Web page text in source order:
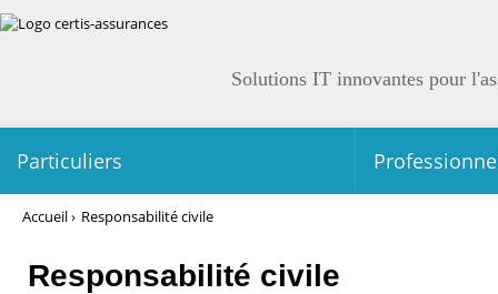
Solutions IT innovantes pour
Particuliers
Accueil› Responsabilité civile
Responsabilité civile